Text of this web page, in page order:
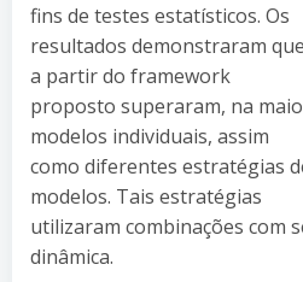
fins de testes estatísticos. Os
resultados demonstraram
a partir do framework
proposto superaram, na
modelos individuais, assim
como diferentes estratégias
modelos. Tais estratégias
utilizaram combinações com
dinâmica.